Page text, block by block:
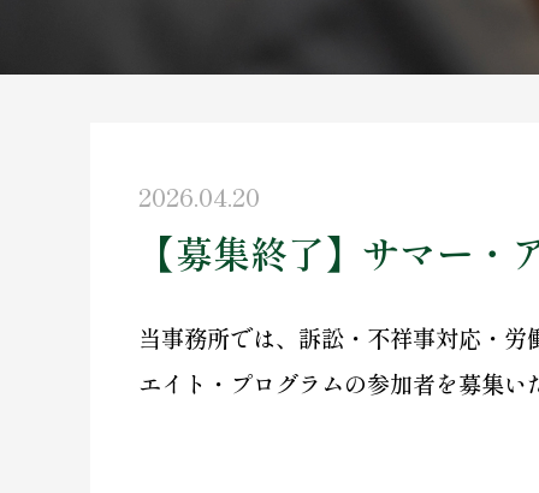
2026.04.20
【募集終了】サマー
当事務所では、訴訟・不祥事対応・
エイト・プログラムの参加者を募集い